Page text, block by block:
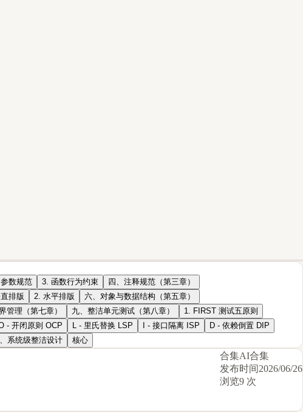
数规范 3. 函数行为约束
四、注释规范（第三章）
排版 2. 水平排版
六、对象与数据结构（第五章）
管理（第七章） 九、整洁单元测试（第八章）
1. FIRST 测试五原则
- 开闭原则 OCP L - 里氏替换 LSP I - 接口隔离 ISP
D - 依赖倒置 DIP
系统级整洁设计 核心
合集AI合集
发布时间2026/06/26
浏览9 次